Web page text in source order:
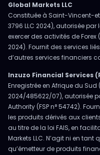
Global Markets LLC
Constituée à Saint-Vincent-
3796 LLC 2024), autorisée
exercer des activités de
2024). Fournit des services
d’autres services financiers
Inzuzo Financial Services
Enregistrée en Afrique du Sud
2024/485622/07), autorisée
Authority (FSP n° 54742).
les produits dérivés aux
au titre de la loi FAIS, en
Markets LLC. N’agit ni en
qu’émetteur de produits